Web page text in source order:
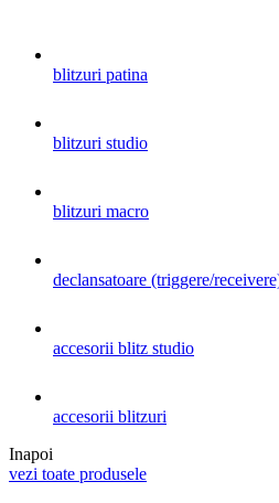
blitzuri patina
blitzuri studio
blitzuri macro
declansatoare (triggere/
accesorii blitz studio
accesorii blitzuri
Inapoi
vezi toate produsele